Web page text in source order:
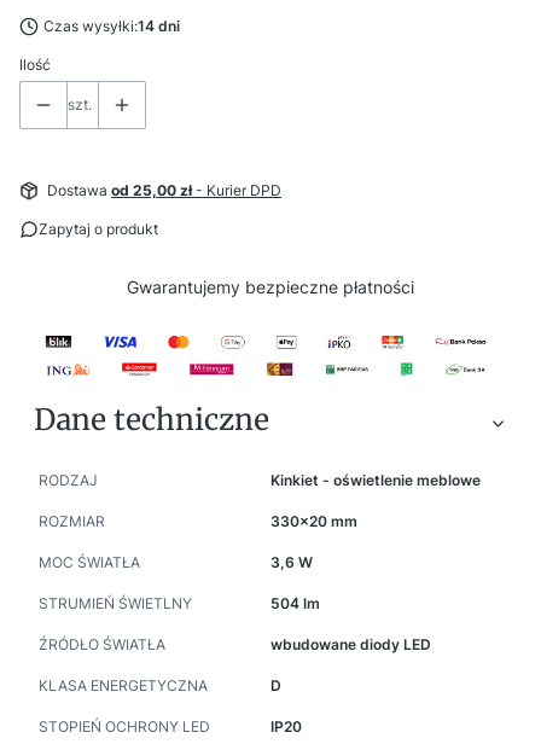
Czas wysyłki:14 dni
Ilość
szt.
Dostawa od 25,00 zł- Kurier DPD
Zapytaj o produkt
Gwarantujemy bezpieczne płatności
Dane techniczne
RODZAJ Kinkiet - oświetlenie meblowe
ROZMIAR 330x20 mm
MOC ŚWIATŁA 3,6 W
STRUMIEŃ ŚWIETLNY 504 lm
ŹRÓDŁO ŚWIATŁA wbudowane diody LED
KLASA ENERGETYCZNA D
STOPIEŃ OCHRONY LED IP20